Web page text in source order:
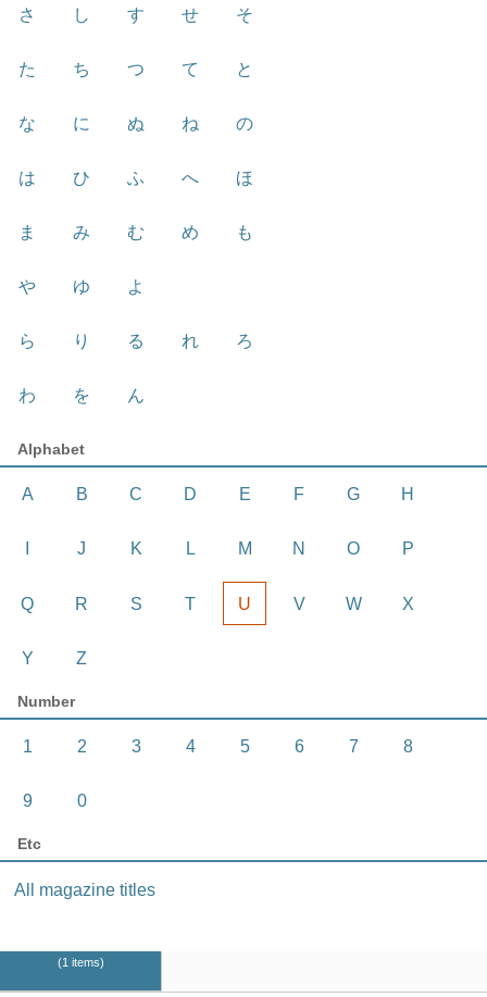
さ し す せ そ
た ち つ て と
な に ぬ ね の
は ひ ふ へ ほ
ま み む め も
や ゆ よ
ら り る れ ろ
わ を ん
Alphabet
A B C D E F G H
J K L M N O P
Q R S T U V W X
Y Z
Number
1 2 3 4 5 6 7 8
9 0
Etc
All magazine titles
1 items